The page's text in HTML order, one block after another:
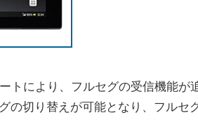
トにより、フルセグの受信機能が
の切り替えが可能となり、フルセ